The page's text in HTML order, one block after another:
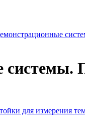
для измерения